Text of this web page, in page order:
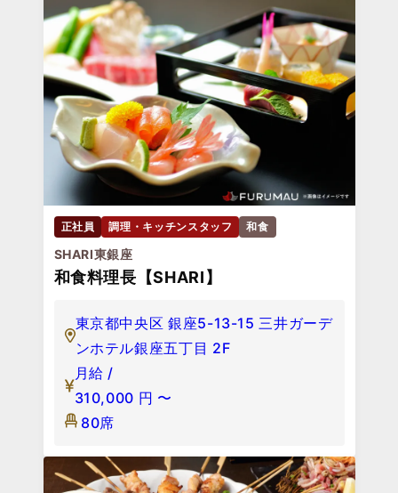
正社員 調理・キッチンスタッフ 和食
SHARI東銀座
和食料理長【SHARI】
東京都中央区 銀座5-13-15 三井ガーデ
ンホテル銀座五丁目 2F
月給 /
310,000 円 〜
80席